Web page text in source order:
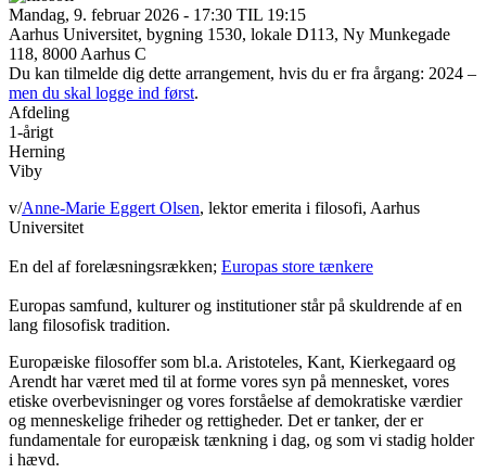
Mandag, 9. februar 2026 - 17:30 TIL 19:15
Aarhus Universitet, bygning 1530, lokale D113, Ny Munkegade
118, 8000 Aarhus C
Du kan tilmelde dig dette arrangement, hvis du er fra årgang: 2024 –
men du skal logge ind først.
Afdeling
1-årigt
Herning
Viby
v/Anne-Marie Eggert Olsen, lektor emerita i filosofi, Aarhus
Universitet
En del af forelæsningsrækken; Europas store tænkere
Europas samfund, kulturer og institutioner står på skuldrende af en
lang filosofisk tradition.
Europæiske filosoffer som bl.a. Aristoteles, Kant, Kierkegaard og
Arendt har været med til at forme vores syn på mennesket, vores
etiske overbevisninger og vores forståelse af demokratiske værdier
og menneskelige friheder og rettigheder. Det er tanker, der er
fundamentale for europæisk tænkning i dag, og som vi stadig holder
i hævd.